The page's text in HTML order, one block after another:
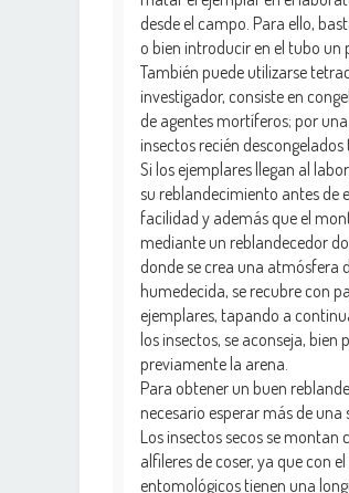
desde el campo. Para ello,
o bien introducir en el tubo un
También puede utilizarse
investigador, consiste en
de agentes mortíferos; por
insectos recién
Si los ejemplares llegan al
su reblandecimiento antes de
facilidad y además que el
mediante un reblandecedor
donde se crea una atmósfera
humedecida, se recubre con
ejemplares, tapando a
los insectos, se aconseja,
previamente la arena.
Para obtener un buen
necesario esperar más de
Los insectos secos se
alfileres de coser, ya que con
entomológicos tienen una